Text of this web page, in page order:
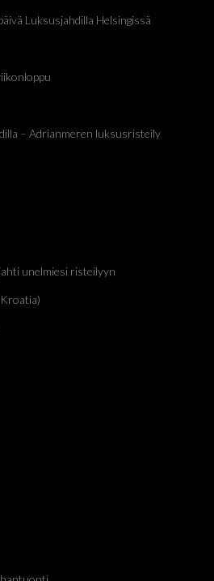
Luksusjahdilla Helsingissä
– Adrianmeren luksusristeily
unelmiesi risteilyyn